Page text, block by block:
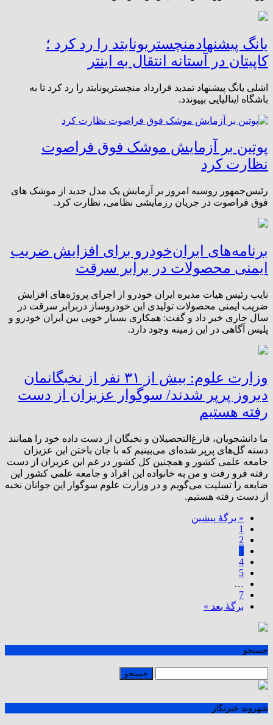
یانگ پیشنهادمنچستریونایتد را رد کرد ؛
کاپیتان در آستانه انتقال به اینتر
اشلی یانگ پیشنهاد تمدید قرارداد منچستریونایتد را رد کرد تا به
باشگاه ایتالیایی بپیوندد.
پوتین بر آزمایش موشک فوق فراصوت
نظارت کرد
رئیس‌جمهور روسیه امروز بر آزمایش یک مدل جدید از موشک های
فوق فراصوت در جریان رزمایشی نظامی، نظارت کرد.
برنامه‌های ایران‌خودرو برای افزایش ضریب
ایمنی محصولات در برابر سرقت
نایب رئیس هیات مدیره ایران خودرو از اجرای پروژه‌های افزایش
ضریب ایمنی محصولات تولیدی این خودروساز دربرابر سرقت در
سال جاری خبر داد و گفت: ‌همکاری بسیار خوبی بین ایران خودرو و
پلیس آگاهی در این زمینه وجود دارد.
وزارت علوم: بیش از ۳۱ نفر از نخبگانمان
دیروز پرپر شدند/ سوگوار عزیزان از دست
رفته هستیم
ما دانشجویان، فارغ‌التحصیلان و نخبگان از دست داده خود را همانند
دسته گل‌های پرپر شده‌ای می‌بینیم که با جان باختن این عزیزان
جامعه علمی کشور و همچنین کل کشور در غم این عزیزان از دست
رفته فرو رفت و من به خانواده این افراد و جامعه علمی کشور این
ضایعه را تسلیت می‌گویم و در وزارت علوم سوگوار این جوانان نخبه
از دست رفته هستیم.
« برگه‌ٔ پیشین
1
2
3
4
5
…
7
برگهٔ بعد »
جستجو
شهروند خبرنگار